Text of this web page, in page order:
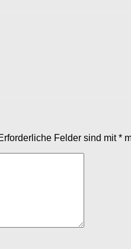
Felder sind mit*